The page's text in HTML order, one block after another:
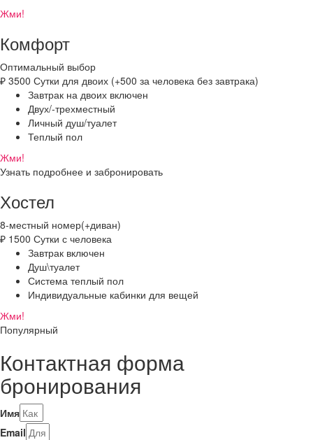
Жми!
Комфорт
Оптимальный выбор
₽ 3500 Сутки для двоих (+500 за человека без завтрака)
Завтрак на двоих включен
Двух/-трехместный
Личный душ/туалет
Теплый пол
Жми!
Узнать подробнее и забронировать
Хостел
8-местный номер(+диван)
₽ 1500 Сутки с человека
Завтрак включен
Душ\туалет
Система теплый пол
Индивидуальные кабинки для вещей
Жми!
Популярный
Контактная форма
бронирования
Имя
Email